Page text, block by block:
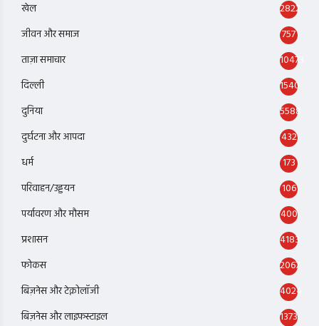
खेल
2822
जीवन और समाज
757
ताज़ा समाचार
10473
दिल्ली
1540
दुनिया
5588
दुर्घटना और आपदा
432
धर्म
173
परिवाहन/उड्डयन
106
पर्यावरण और मौसम
400
प्रशासन
4183
फोकस
2067
बिज़नेस और टेक्नोलॉजी
4024
बिज़नेस और लाइफस्टाइल
1373